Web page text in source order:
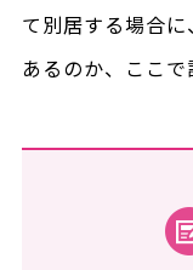
て別居する場合
あるのか、ここで